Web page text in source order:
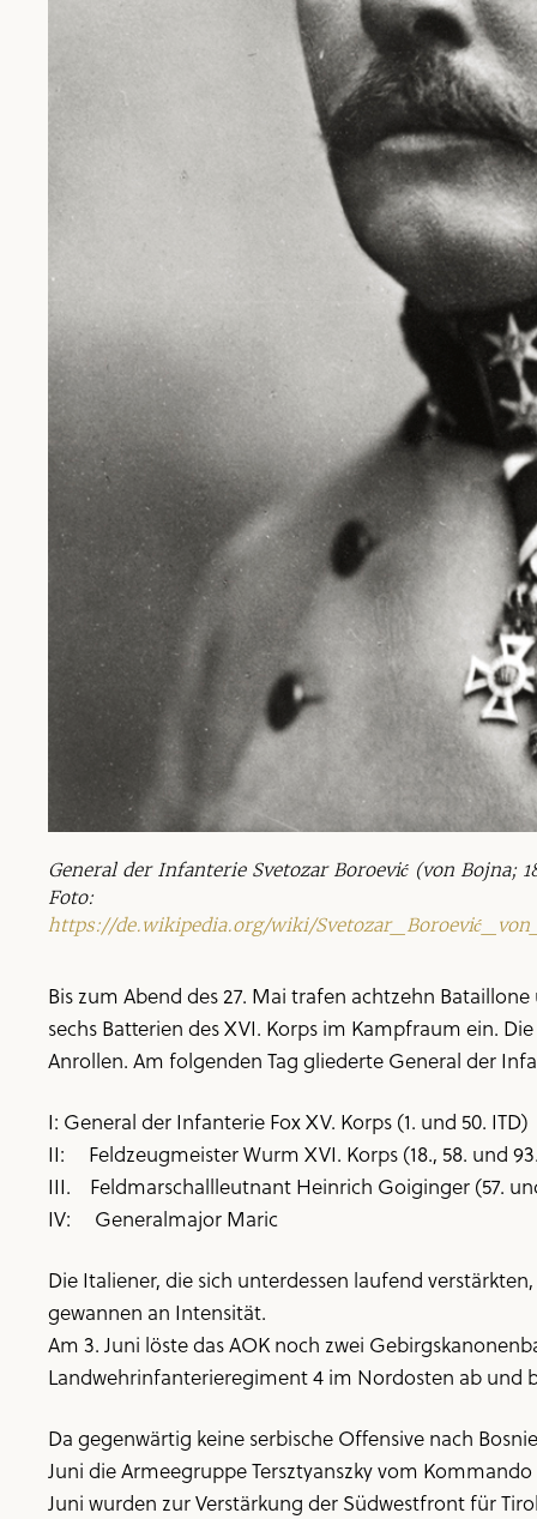
General der Infanterie Svetozar Boroević (von Bojna;
Foto:
https://de.wikipedia.org/wiki/
Bis zum Abend des 27. Mai trafen achtzehn
sechs Batterien des XVI. Korps im Kampfraum ein.
Anrollen. Am folgenden Tag gliederte General der
I: General der Infanterie Fox XV. Korps (1. und 50. ITD)
II: Feldzeugmeister Wurm XVI. Korps (18., 58. und
III. Feldmarschallleutnant Heinrich Goiginger (57.
IV: Generalmajor Maric
Die Italiener, die sich unterdessen laufend
gewannen an Intensität.
Am 3. Juni löste das AOK noch zwei
Landwehrinfanterieregiment 4 im Nordosten ab und
Da gegenwärtig keine serbische Offensive nach
Juni die Armeegruppe Tersztyanszky vom
Juni wurden zur Verstärkung der Südwestfront für